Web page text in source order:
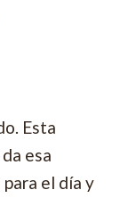
Esta
esa
el día y